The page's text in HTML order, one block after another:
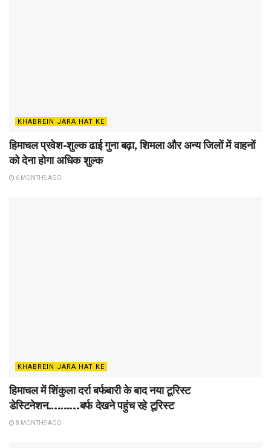
KHABREIN JARA HAT KE
हिमाचल प्रवेश-शुल्क ढाई गुना बढ़ा, शिमला और अन्य जिलों में वाहनों
को देना होगा अधिक शुल्क
6 MONTHS AGO
KHABREIN JARA HAT KE
हिमाचल में शिंकुला दर्रा बर्फबारी के बाद नया टूरिस्ट
डेस्टिनेशन……….बर्फ देखने पहुंच रहे टूरिस्ट
8 MONTHS AGO